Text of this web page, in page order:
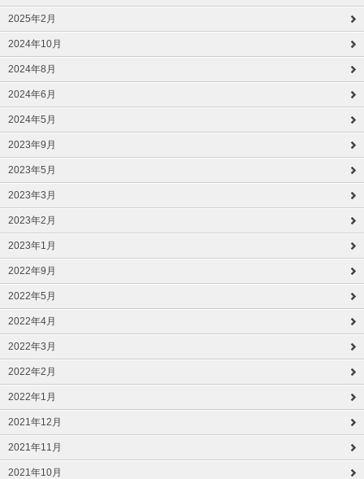
2025年2月
2024年10月
2024年8月
2024年6月
2024年5月
2023年9月
2023年5月
2023年3月
2023年2月
2023年1月
2022年9月
2022年5月
2022年4月
2022年3月
2022年2月
2022年1月
2021年12月
2021年11月
2021年10月